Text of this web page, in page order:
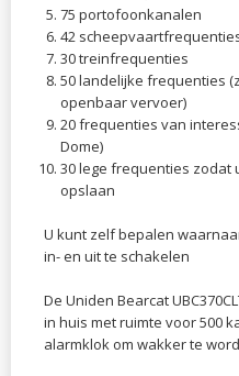
75 portofoonkanalen
42
30 treinfrequenties
50 landelijke frequenties
openbaar vervoer)
20 frequenties van
Dome)
30 lege frequenties
opslaan
U kunt zelf bepalen
in- en uit te schakelen
De Uniden Bearcat
in huis met ruimte voor 500
alarmklok om wakker te